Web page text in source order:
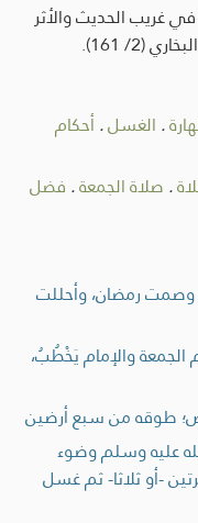
(883)، النهاية في غريب الحديث والأثر
. الغسل. أحكام
. صلاة الجمعة. فضل
وصمت رمضان، وأحللت
والإمام يَخْطُبُ،
طوقه من سبع أرضين
عليه وسلم وضوء
-أو ثلاثا- ثم غسل